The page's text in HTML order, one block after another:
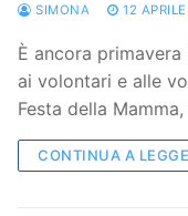
SIMONA 12
È ancora
ai volontari e alle
Festa della
CONTINUA A